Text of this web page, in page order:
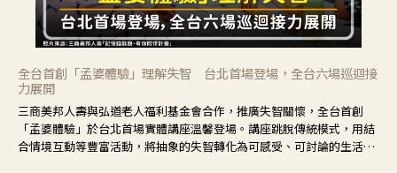
全台首創「孟婆體驗」理解失智 台北首場登場，全台六場巡迴接
力展開
三商美邦人壽與弘道老人福利基金會合作，推廣失智關懷，全台首創
「孟婆體驗」於台北首場實體講座溫馨登場。講座跳脫傳統模式，用結
合情境互動等豐富活動，將抽象的失智轉化為可感受、可討論的生活情